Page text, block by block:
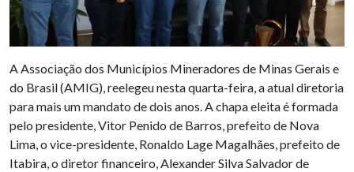
A Associação dos Municípios Mineradores de Minas Gerais e
do Brasil (AMIG), reelegeu nesta quarta-feira, a atual diretoria
para mais um mandato de dois anos. A chapa eleita é formada
pelo presidente, Vitor Penido de Barros, prefeito de Nova
Lima, o vice-presidente, Ronaldo Lage Magalhães, prefeito de
Itabira, o diretor financeiro, Alexander Silva Salvador de